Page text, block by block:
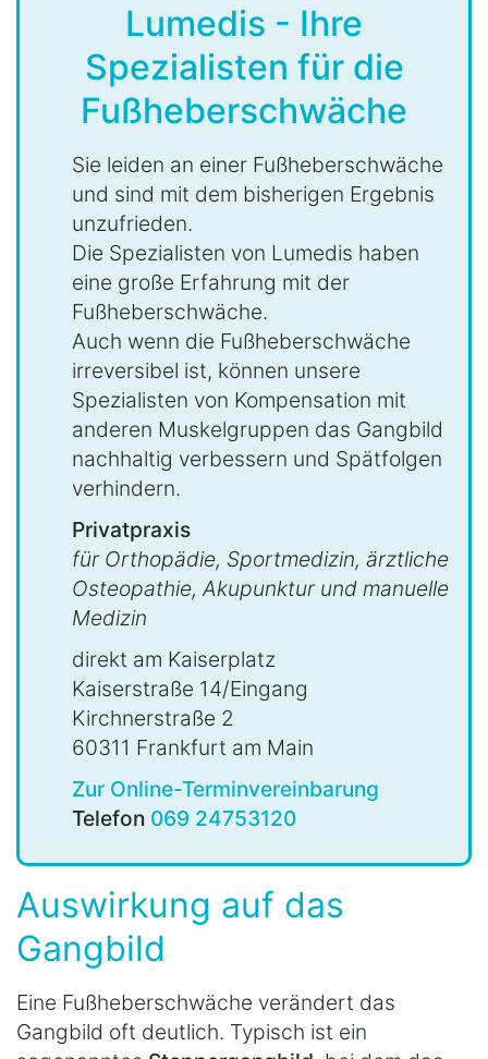
Lumedis - Ihre
Spezialisten für die
Fußheberschwäche
Sie leiden an einer Fußheberschwäche
und sind mit dem bisherigen Ergebnis
unzufrieden.
Die Spezialisten von Lumedis haben
eine große Erfahrung mit der
Fußheberschwäche.
Auch wenn die Fußheberschwäche
irreversibel ist, können unsere
Spezialisten von Kompensation mit
anderen Muskelgruppen das Gangbild
nachhaltig verbessern und Spätfolgen
verhindern.
Privatpraxis
für Orthopädie, Sportmedizin, ärztliche
Osteopathie, Akupunktur und manuelle
Medizin
direkt am Kaiserplatz
Kaiserstraße 14/Eingang
Kirchnerstraße 2
60311 Frankfurt am Main
Zur Online-Terminvereinbarung
Telefon 069 24753120
Auswirkung auf das
Gangbild
Eine Fußheberschwäche verändert das
Gangbild oft deutlich. Typisch ist ein